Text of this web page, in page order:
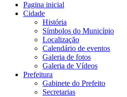
Pagina inicial
Cidade
História
Símbolos do Município
Localização
Calendário de eventos
Galeria de fotos
Galeria de Vídeos
Prefeitura
Gabinete do Prefeito
Secretarias